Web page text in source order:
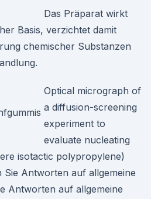
Das Präparat wirkt
Basis, verzichtet damit
chemischer Substanzen
Optical micrograph of
a diffusion-screening
experiment to
evaluate nucleating
isotactic polypropylene)
Sie Antworten auf allgemeine
Antworten auf allgemeine